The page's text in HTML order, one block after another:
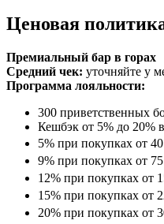
Ценовая
Премиальный бар в горах
Средний чек: уточняйте у
Программа лояльности:
300 приветственных
Кешбэк от 5% до 20%
5% при покупках от
9% при покупках от
12% при покупках от
15% при покупках от
20% при покупках от